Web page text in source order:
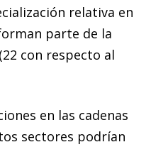
relativa en
parte de la
con respecto al
en las cadenas
sectores podrían